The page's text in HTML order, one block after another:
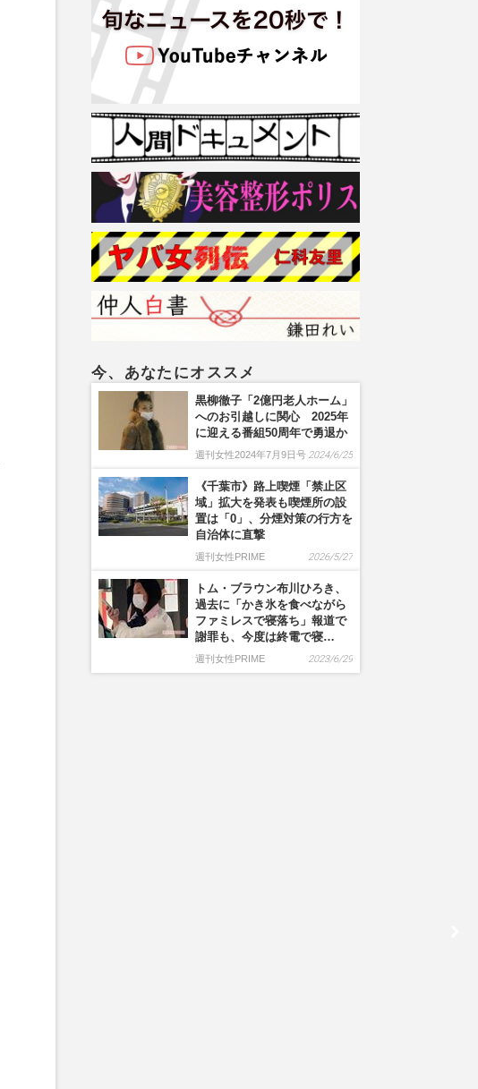
今、あなたにオススメ
黒柳徹子「2億円老人ホーム」
へのお引越しに関心 2025年
に迎える番組50周年で勇退か
週刊女性2024年7月9日号 2024/6/25
《千葉市》路上喫煙「禁止区
域」拡大を発表も喫煙所の設
置は「0」、分煙対策の行方を
自治体に直撃
週刊女性PRIME 2026/5/27
トム・ブラウン布川ひろき、
過去に「かき氷を食べながら
ファミレスで寝落ち」報道で
謝罪も、今度は終電で寝…
週刊女性PRIME 2023/6/29